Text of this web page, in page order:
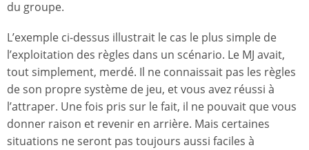
du groupe.
L’exemple ci-dessus illustrait le cas le plus simple de
l’exploitation des règles dans un scénario. Le MJ avait,
tout simplement, merdé. Il ne connaissait pas les règles
de son propre système de jeu, et vous avez réussi à
l’attraper. Une fois pris sur le fait, il ne pouvait que vous
donner raison et revenir en arrière. Mais certaines
situations ne seront pas toujours aussi faciles à